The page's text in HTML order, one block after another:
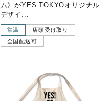
ム》がYES TOKYOオリジナル
デザイ...
常温
店頭受け取り
全国配送可